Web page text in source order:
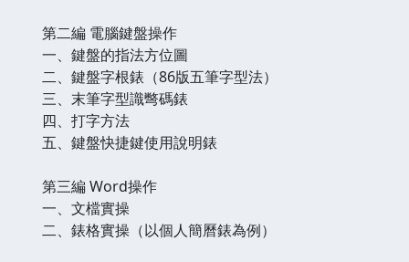
第二編 電腦鍵盤操作
一、鍵盤的指法方位圖
二、鍵盤字根錶（86版五筆字型法）
三、末筆字型識彆碼錶
四、打字方法
五、鍵盤快捷鍵使用說明錶
第三編 Word操作
一、文檔實操
二、錶格實操（以個人簡曆錶為例）